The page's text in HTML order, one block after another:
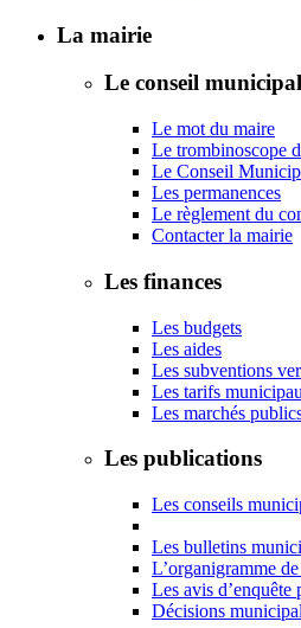
La mairie
Le conseil municipal
Le mot du maire
Le trombinoscope
Le Conseil
Les permanences
Le règlement du
Contacter la mairie
Les finances
Les budgets
Les aides
Les subventions
Les tarifs
Les marchés
Les publications
Les conseils
Les bulletins
L’organigramme
Les avis d’enquête
Décisions